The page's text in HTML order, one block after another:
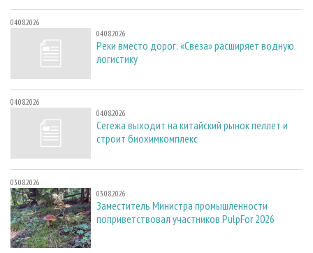
04.08.2026
04.08.2026
Реки вместо дорог: «Свеза» расширяет водную
логистику
04.08.2026
04.08.2026
Сегежа выходит на китайский рынок пеллет и
строит биохимкомплекс
03.08.2026
03.08.2026
Заместитель Министра промышленности
поприветствовал участников PulpFor 2026